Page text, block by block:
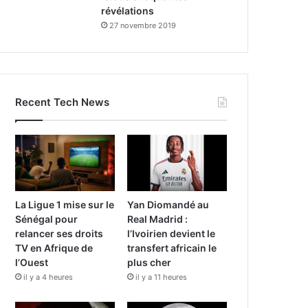
révélations
27 novembre 2019
Recent Tech News
La Ligue 1 mise sur le
Sénégal pour
relancer ses droits
TV en Afrique de
l’Ouest
il y a 4 heures
Yan Diomandé au
Real Madrid :
l’Ivoirien devient le
transfert africain le
plus cher
il y a 11 heures